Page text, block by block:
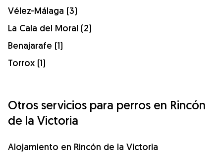
Vélez-Málaga (3)
La Cala del Moral (2)
Benajarafe (1)
Torrox (1)
Otros servicios para perros en Rincón
de la Victoria
Alojamiento en Rincón de la Victoria